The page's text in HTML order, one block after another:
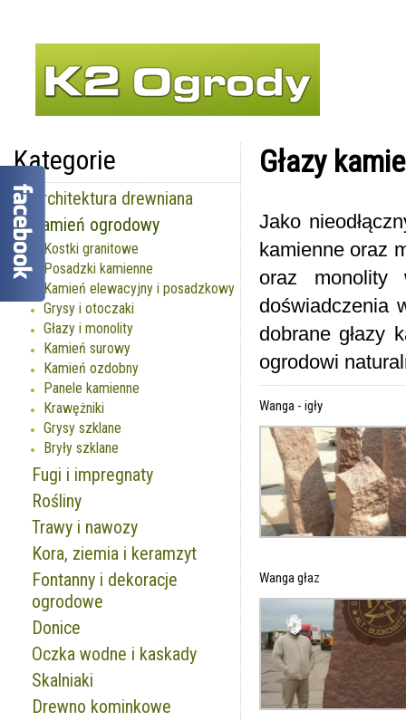
Kategorie
Architektura drewniana
Kamień ogrodowy
Kostki granitowe
Posadzki kamienne
Kamień elewacyjny i posadzkowy
Grysy i otoczaki
Głazy i monolity
Kamień surowy
Kamień ozdobny
Panele kamienne
Krawężniki
Grysy szklane
Bryły szklane
Fugi i impregnaty
Rośliny
Trawy i nawozy
Kora, ziemia i keramzyt
Fontanny i dekoracje
ogrodowe
Donice
Oczka wodne i kaskady
Skalniaki
Drewno kominkowe
Głazy
Jako
kamienne oraz
oraz monolity
doświadczenia
dobrane głazy
ogrodowi
Wanga - igły
Wanga głaz